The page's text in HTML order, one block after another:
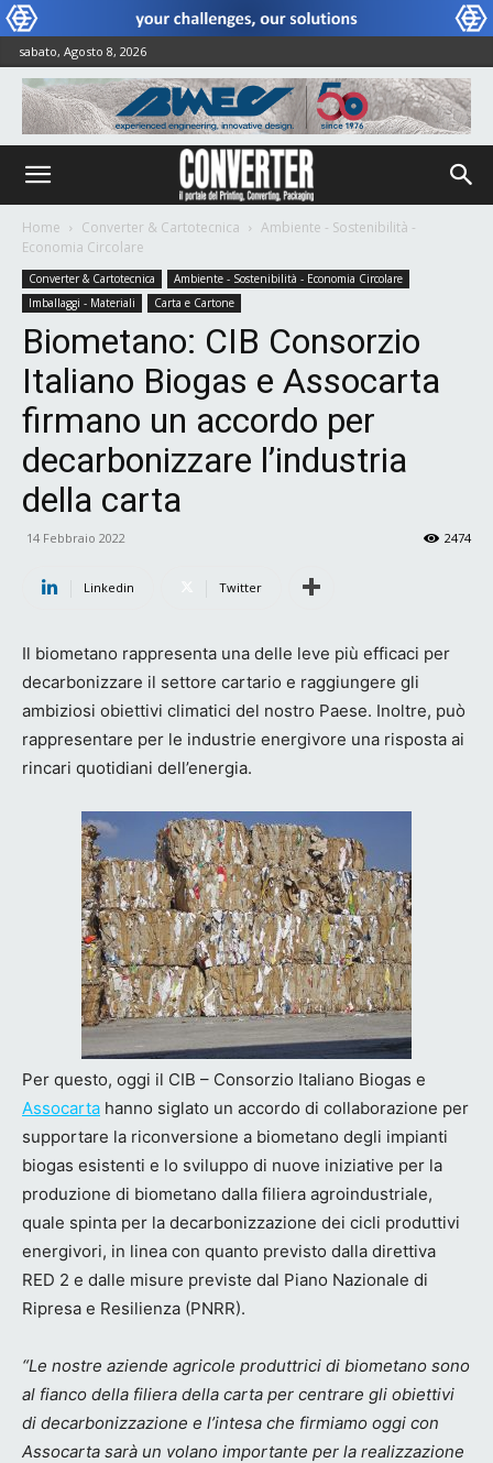
sabato, Agosto 8, 2026
Home Converter & Cartotecnica
Ambiente - Sostenibilità -
Economia Circolare
Converter & Cartotecnica
Ambiente - Sostenibilità - Economia Circolare
Imballaggi - Materiali
Carta e Cartone
Biometano: CIB Consorzio
Italiano Biogas e Assocarta
firmano un accordo per
decarbonizzare l’industria
della carta
14 Febbraio 2022 2474
Linkedin Twitter
Il biometano rappresenta una delle leve più efficaci per
decarbonizzare il settore cartario e raggiungere gli
ambiziosi obiettivi climatici del nostro Paese. Inoltre, può
rappresentare per le industrie energivore una risposta ai
rincari quotidiani dell’energia.
Per questo, oggi il CIB – Consorzio Italiano Biogas e
Assocarta hanno siglato un accordo di collaborazione per
supportare la riconversione a biometano degli impianti
biogas esistenti e lo sviluppo di nuove iniziative per la
produzione di biometano dalla filiera agroindustriale,
quale spinta per la decarbonizzazione dei cicli produttivi
energivori, in linea con quanto previsto dalla direttiva
RED 2 e dalle misure previste dal Piano Nazionale di
Ripresa e Resilienza (PNRR).
“Le nostre aziende agricole produttrici di biometano sono
al fianco della filiera della carta per centrare gli obiettivi
di decarbonizzazione e l’intesa che firmiamo oggi con
Assocarta sarà un volano importante per la realizzazione